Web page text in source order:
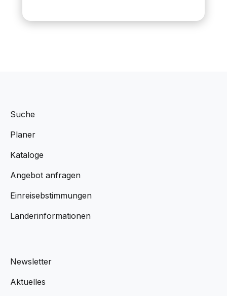
Suche
Planer
Kataloge
Angebot anfragen
Einreisebstimmungen
Länderinformationen
Newsletter
Aktuelles